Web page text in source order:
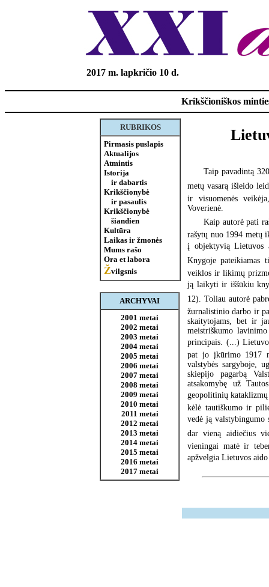
2017 m. lapkričio 10 d.
Krikščioniškos
RUBRIKOS
Pirmasis puslapis
Aktualijos
Atmintis
Istorija
ir dabartis
Krikščionybė
ir pasaulis
Krikščionybė
šiandien
Kultūra
Laikas ir žmonės
Mums rašo
Ora et labora
Žvilgsnis
ARCHYVAI
2001 metai
2002 metai
2003 metai
2004 metai
2005 metai
2006 metai
2007 metai
2008 metai
2009 metai
2010 metai
2011 metai
2012 metai
2013 metai
2014 metai
2015 metai
2016 metai
2017 metai
Taip pavadintą
metų vasarą išleido
ir visuomenės
Voverienė.
Kaip autorė pati
rašytų nuo 1994 metų
į objektyvią
Knygoje pateikiamas
veiklos ir likimų
ją laikyti ir iššūkiu
12). Toliau autorė
žurnalistinio darbo ir
skaitytojams, bet ir
meistriškumo
principais. (...)
pat jo įkūrimo 1917
valstybės sargyboje,
skiepijo pagarbą
atsakomybę už
geopolitinių kataklizmų
kėlė tautiškumo ir
vedė ją valstybingumo
dar vieną aidiečius
vieningai matė ir
apžvelgia Lietuvos